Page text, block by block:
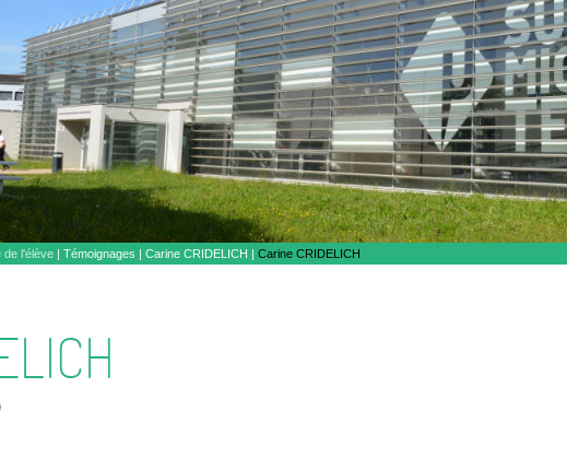
de l'élève | Témoignages | Carine CRIDELICH | Carine CRIDELICH